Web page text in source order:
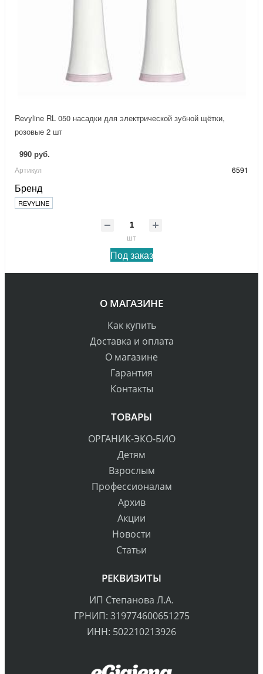
Revyline RL 050 насадки для электрической зубной щётки,
розовые 2 шт
990 руб.
Артикул 6591
Бренд
REVYLINE
шт
Под заказ
О МАГАЗИНЕ
Как купить
Доставка и оплата
О магазине
Гарантия
Контакты
ТОВАРЫ
ОРГАНИК-ЭКО-БИО
Детям
Взрослым
Профессионалам
Архив
Акции
Новости
Статьи
РЕКВИЗИТЫ
ИП Степанова Л.А.
ГРНИП: 319774600651275
ИНН: 502210213926